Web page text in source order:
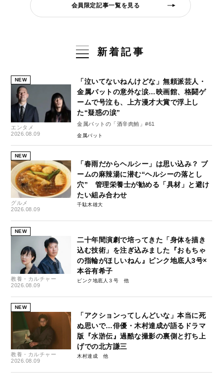
会員限定記事一覧を見る
新着記事
NEW
エンタメ
2026.08.09
「泣いてないねんけどな」無頼派芸人・
金属バットの意外な涙…映画館、格闘ゲ
ームで号泣も、上方漫才大賞で浮上し
た“疑惑の涙”
金属バットの「酒辛肉鮪」#61
金属バット
NEW
グルメ
2026.08.09
「春雨だからヘルシー」は思い込み？ ブ
ームの麻辣湯に潜む“ヘルシーの落とし
穴” 管理栄養士が勧める「具材」と避け
たい組み合わせ
千駄木雄大
NEW
教養・カルチャー
2026.08.09
二十年間演劇で培ってきた「身体を描き
込む技術」を注ぎ込みました『おもちゃ
の指輪がほしいねん』ピンク地底人3号×
本谷有希子
ピンク地底人３号
NEW
教養・カルチャー
2026.08.09
「アクションってしんどいな」本当に死
ぬ思いで…俳優・木村達成が語るドラマ
版『水滸伝』過酷な撮影の裏側と打ち上
げでの北方謙三
木村達成